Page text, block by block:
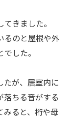
きました。
るのと屋根や外
した。
たが、居室内に
落ちる音がする
みると、桁や母